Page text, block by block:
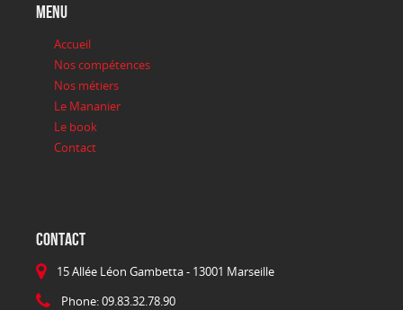
menu
Accueil
Nos compétences
Nos métiers
Le Mananier
Le book
Contact
CONTACT
15 Allée Léon Gambetta - 13001 Marseille
Phone: 09.83.32.78.90